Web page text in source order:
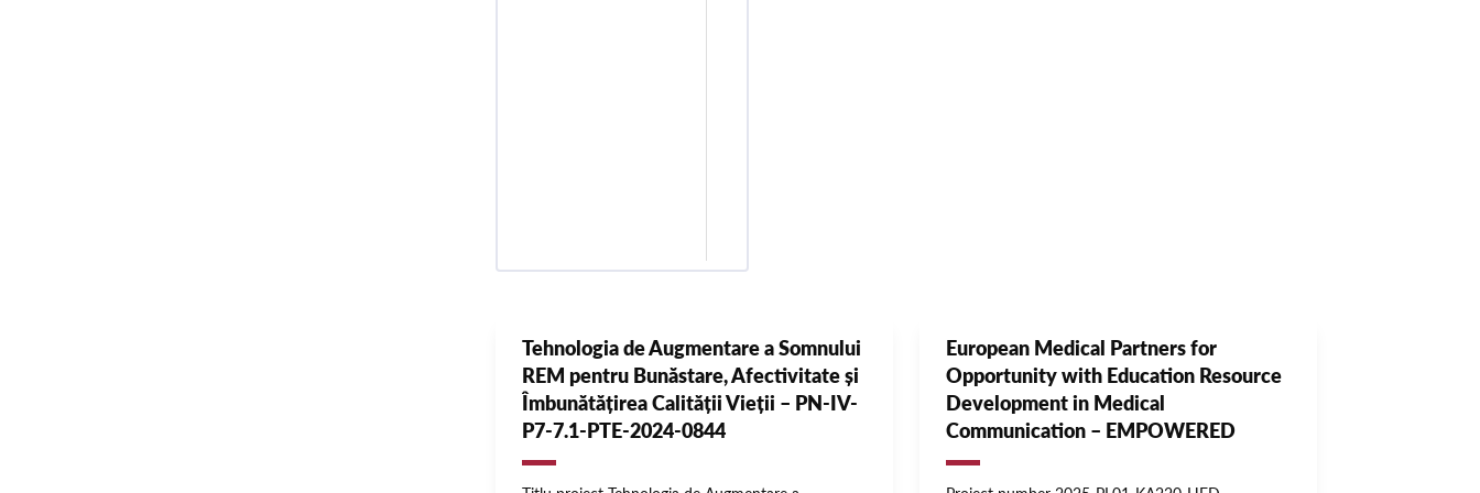
Tehnologia de Augmentare a Somnului
REM pentru Bunăstare, Afectivitate și
Îmbunătățirea Calității Vieții – PN-IV-
P7-7.1-PTE-2024-0844
European Medical Partners for
Opportunity with Education Resource
Development in Medical
Communication – EMPOWERED